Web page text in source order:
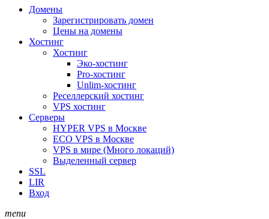
Домены
Зарегистрировать домен
Цены на домены
Хостинг
Хостинг
Эко-хостинг
Pro-хостинг
Unlim-хостинг
Реселлерский хостинг
VPS хостинг
Серверы
HYPER VPS в Москве
ECO VPS в Москве
VPS в мире (Много локаций)
Выделенный сервер
SSL
LIR
Вход
menu